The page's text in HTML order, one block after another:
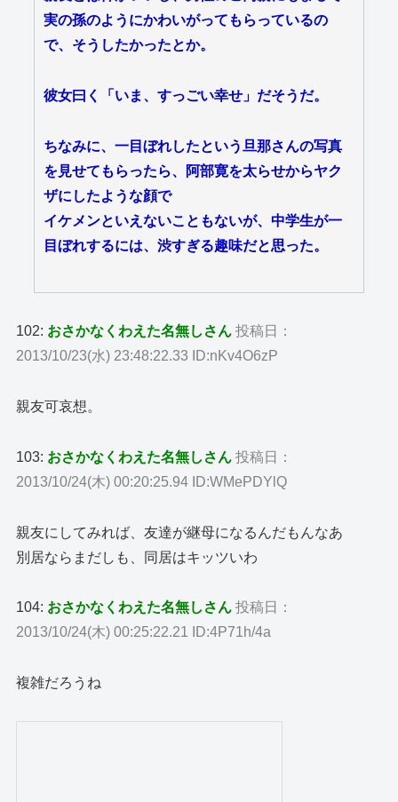
実の孫のようにかわいがってもらっているの
で、そうしたかったとか。
彼女曰く「いま、すっごい幸せ」だそうだ。
ちなみに、一目ぼれしたという旦那さんの写真
を見せてもらったら、阿部寛を太らせからヤク
ザにしたような顔で
イケメンといえないこともないが、中学生が一
目ぼれするには、渋すぎる趣味だと思った。
102: おさかなくわえた名無しさん 投稿日：
2013/10/23(水) 23:48:22.33 ID:nKv4O6zP
親友可哀想。
103: おさかなくわえた名無しさん 投稿日：
2013/10/24(木) 00:20:25.94 ID:WMePDYlQ
親友にしてみれば、友達が継母になるんだもんなあ
別居ならまだしも、同居はキッツいわ
104: おさかなくわえた名無しさん 投稿日：
2013/10/24(木) 00:25:22.21 ID:4P71h/4a
複雑だろうね